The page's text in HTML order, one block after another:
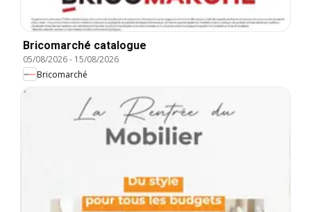
Bricomarché catalogue
05/08/2026- 15/08/2026
Bricomarché